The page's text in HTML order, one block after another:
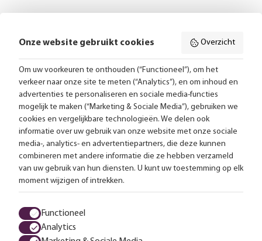
Volg ons online:
Gratis bezorging vanaf 99,-
Advies op maat
Meer dan 25.000 lampen op voorraad
4.57 uit 2853 reviews
Algemene voorwaarden
Onze website gebruikt cookies Overzicht
Om uw voorkeuren te onthouden (“Functioneel”), om het
verkeer naar onze site te meten (“Analytics”), en om inhoud en
advertenties te personaliseren en sociale media-functies
mogelijk te maken (“Marketing & Sociale Media”), gebruiken we
cookies en vergelijkbare technologieën. We delen ook
informatie over uw gebruik van onze website met onze sociale
media-, analytics- en advertentiepartners, die deze kunnen
combineren met andere informatie die ze hebben verzameld
van uw gebruik van hun diensten. U kunt uw toestemming op elk
moment wijzigen of intrekken.
Functioneel
Analytics